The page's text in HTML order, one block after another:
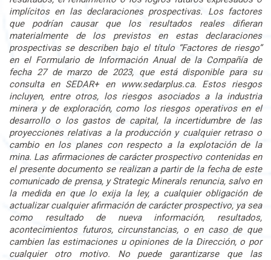
implícitos en las declaraciones prospectivas. Los factores
que podrían causar que los resultados reales difieran
materialmente de los previstos en estas declaraciones
prospectivas se describen bajo el título “Factores de riesgo”
en el Formulario de Información Anual de la Compañía de
fecha 27 de marzo de 2023, que está disponible para su
consulta en SEDAR+ en www.sedarplus.ca. Estos riesgos
incluyen, entre otros, los riesgos asociados a la industria
minera y de exploración, como los riesgos operativos en el
desarrollo o los gastos de capital, la incertidumbre de las
proyecciones relativas a la producción y cualquier retraso o
cambio en los planes con respecto a la explotación de la
mina. Las afirmaciones de carácter prospectivo contenidas en
el presente documento se realizan a partir de la fecha de este
comunicado de prensa, y Strategic Minerals renuncia, salvo en
la medida en que lo exija la ley, a cualquier obligación de
actualizar cualquier afirmación de carácter prospectivo, ya sea
como resultado de nueva información, resultados,
acontecimientos futuros, circunstancias, o en caso de que
cambien las estimaciones u opiniones de la Dirección, o por
cualquier otro motivo. No puede garantizarse que las